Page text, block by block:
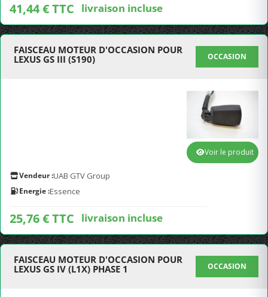
41,44 € TTC livraison incluse
FAISCEAU MOTEUR D'OCCASION POUR
LEXUS GS III (S190)
OCCASION
Vendeur :UAB GTV Group
Energie :Essence
25,76 € TTC livraison incluse
Voir le produit
FAISCEAU MOTEUR D'OCCASION POUR
LEXUS GS IV (L1X) PHASE 1
OCCASION